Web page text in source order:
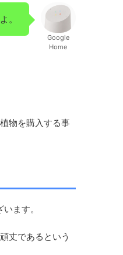
。
Google
Home
物を購入する事
ます。
丈であるという